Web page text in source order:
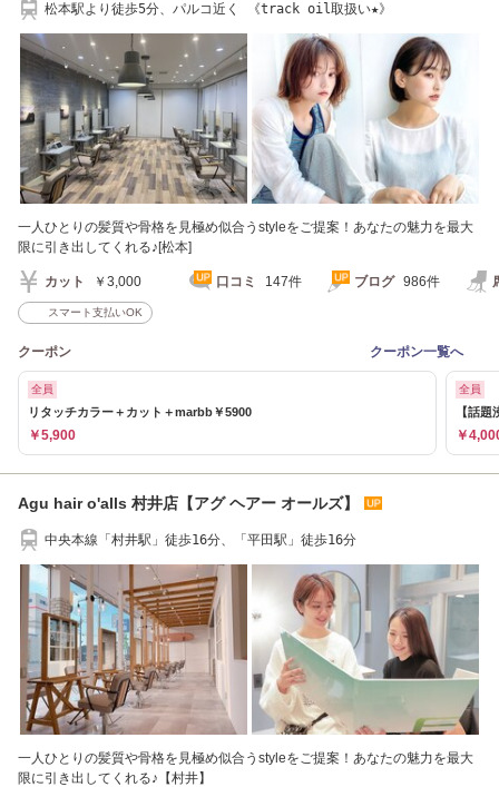
松本駅より徒歩5分、パルコ近く 《track oil取扱い★》
一人ひとりの髪質や骨格を見極め似合うstyleをご提案！あなたの魅力を最大
限に引き出してくれる♪[松本]
カット ￥3,000 口コミ 147件 ブログ 986件
スマート支払いOK
クーポン クーポン一覧へ
全員
リタッチカラー＋カット＋marbb￥5900
￥5,900
全員
【話
￥
Agu hair o'alls 村井店【アグ ヘアー オールズ】
中央本線「村井駅」徒歩16分、「平田駅」徒歩16分
一人ひとりの髪質や骨格を見極め似合うstyleをご提案！あなたの魅力を最大
限に引き出してくれる♪【村井】